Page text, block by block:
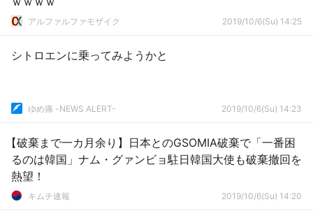
アルファルファモザイク 2019/10/6(Su) 14:25
シトロエンに乗ってみようかと
ゆめ痛 -NEWS ALERT- 2019/10/6(Su) 14:23
【破棄まで一カ月余り】日本とのGSOMIA破棄で「一番困
るのは韓国」ナム・グァンビョ駐日韓国大使も破棄撤回を
熱望！
キムチ速報 2019/10/6(Su) 14:20